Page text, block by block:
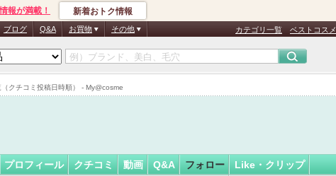
クチコミ投稿日時順） - My@cosme
報が満載！ 新着おトク情報
ブログ Q&A お買物 その他 カテゴリ一覧 ベストコスメ
んさん
認
証
プロフィール クチコミ 動画 Q&A フォロー Like・クリップ